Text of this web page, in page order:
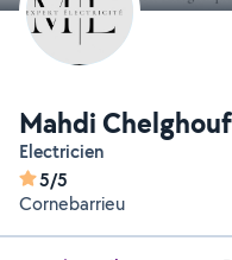
Mahdi Chelghouf
Electricien
5/5
Cornebarrieu